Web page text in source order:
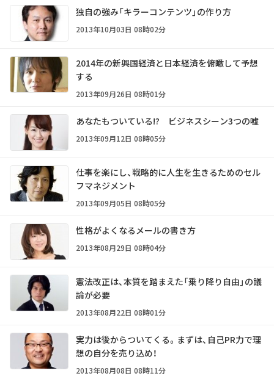
独自の強み「キラーコンテンツ」の作り方
2013年10月03日 08時02分
2014年の新興国経済と日本経済を俯瞰して予想
する
2013年09月26日 08時01分
あなたもついている!? ビジネスシーン3つの嘘
2013年09月12日 08時05分
仕事を楽にし、戦略的に人生を生きるためのセル
フマネジメント
2013年09月05日 08時05分
性格がよくなるメールの書き方
2013年08月29日 08時04分
憲法改正は、本質を踏まえた「乗り降り自由」の議
論が必要
2013年08月22日 08時01分
実力は後からついてくる。まずは、自己PR力で理
想の自分を売り込め！
2013年08月08日 08時11分